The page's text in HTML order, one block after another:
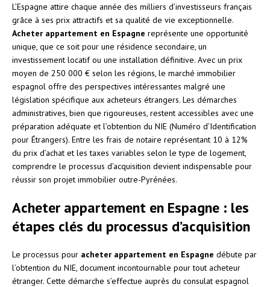
L’Espagne attire chaque année des milliers d’investisseurs français
grâce à ses prix attractifs et sa qualité de vie exceptionnelle.
Acheter appartement en Espagne représente une opportunité
unique, que ce soit pour une résidence secondaire, un
investissement locatif ou une installation définitive. Avec un prix
moyen de 250 000 € selon les régions, le marché immobilier
espagnol offre des perspectives intéressantes malgré une
législation spécifique aux acheteurs étrangers. Les démarches
administratives, bien que rigoureuses, restent accessibles avec une
préparation adéquate et l’obtention du NIE (Numéro d’Identification
pour Étrangers). Entre les frais de notaire représentant 10 à 12%
du prix d’achat et les taxes variables selon le type de logement,
comprendre le processus d’acquisition devient indispensable pour
réussir son projet immobilier outre-Pyrénées.
Acheter appartement en Espagne : les
étapes clés du processus d’acquisition
Le processus pour acheter appartement en Espagne débute par
l’obtention du NIE, document incontournable pour tout acheteur
étranger. Cette démarche s’effectue auprès du consulat espagnol